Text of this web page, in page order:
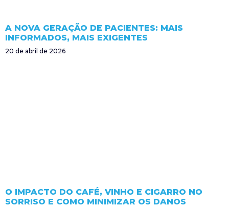
A NOVA GERAÇÃO DE PACIENTES: MAIS
INFORMADOS, MAIS EXIGENTES
20 de abril de 2026
O IMPACTO DO CAFÉ, VINHO E CIGARRO NO
SORRISO E COMO MINIMIZAR OS DANOS